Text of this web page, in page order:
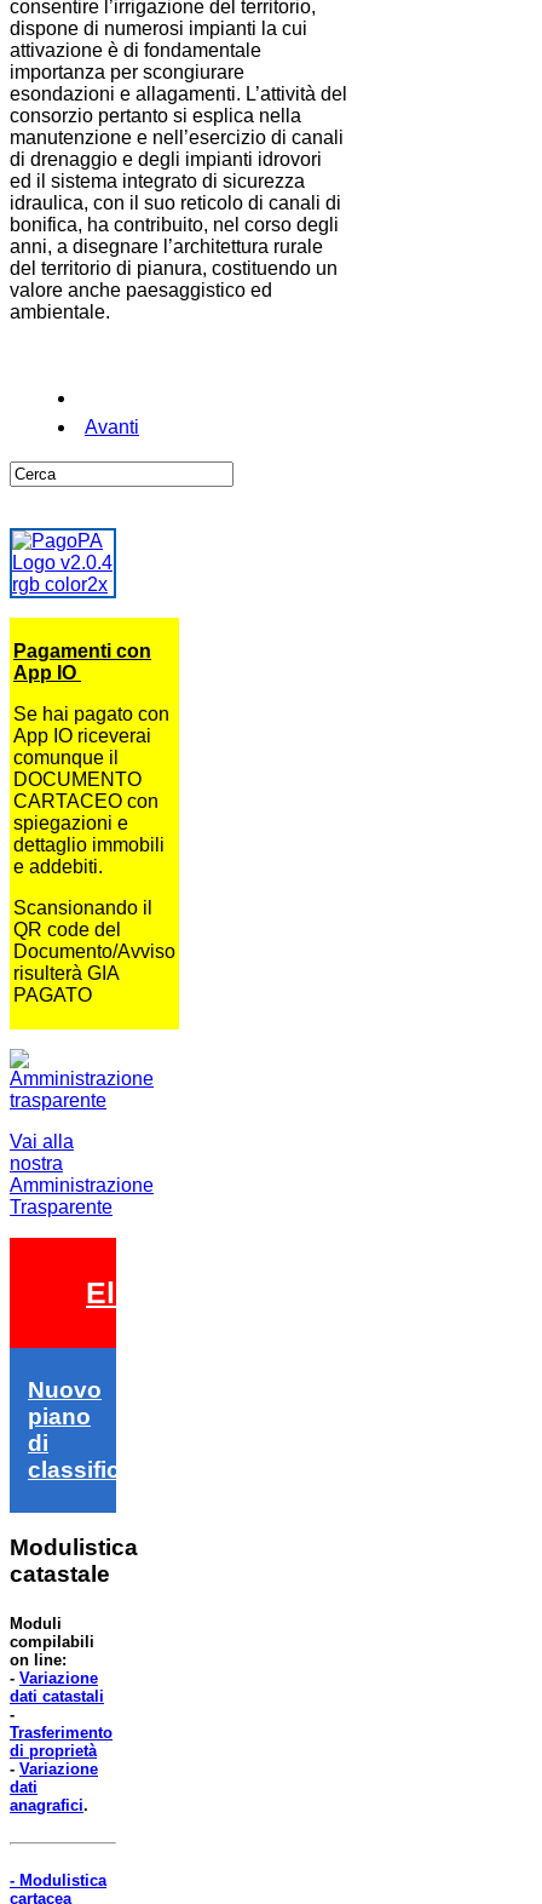
consentire l’irrigazione del territorio,
dispone di numerosi impianti la cui
attivazione è di fondamentale
importanza per scongiurare
esondazioni e allagamenti. L’attività del
consorzio pertanto si esplica nella
manutenzione e nell’esercizio di canali
di drenaggio e degli impianti idrovori
ed il sistema integrato di sicurezza
idraulica, con il suo reticolo di canali di
bonifica, ha contribuito, nel corso degli
anni, a disegnare l’architettura rurale
del territorio di pianura, costituendo un
valore anche paesaggistico ed
ambientale.
Avanti
Pagamenti con
App IO
Se hai pagato con
App IO riceverai
comunque il
DOCUMENTO
CARTACEO con
spiegazioni e
dettaglio immobili
e addebiti.
Scansionando il
QR code del
Documento/Avviso
risulterà GIA
PAGATO
Vai alla
nostra
Amministrazione
Trasparente
Elezioni 2026
Nuovo
piano
di
classifica
Modulistica
catastale
Moduli
compilabili
on line:
- Variazione
dati catastali
-
Trasferimento
di proprietà
- Variazione
dati
anagrafici.
- Modulistica
cartacea